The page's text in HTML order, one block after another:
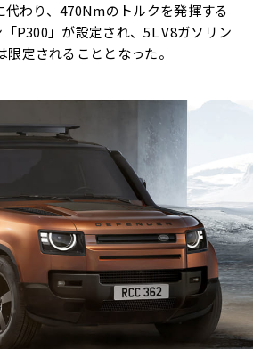
代わり、470Nmのトルクを発揮する
P300」が設定され、5L V8ガソリン
定されることとなった。